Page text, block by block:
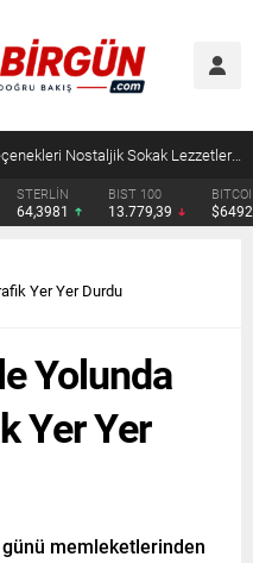
Eyyübiye’de Ziraat Odası Gündemde: Çiftçilerin Sorunları İçin Yeni Çağrı
BIST 100
13.779,39
BITCOIN
$64929
Yer Yer Durdu
Yolunda
Yer Yer
günü memleketlerinden